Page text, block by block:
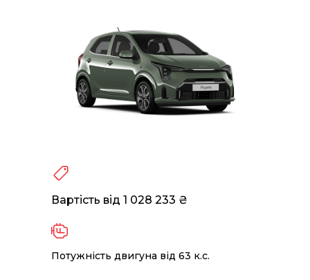
Вартість від 1 028 233 ₴
Потужність двигуна від 63 к.с.